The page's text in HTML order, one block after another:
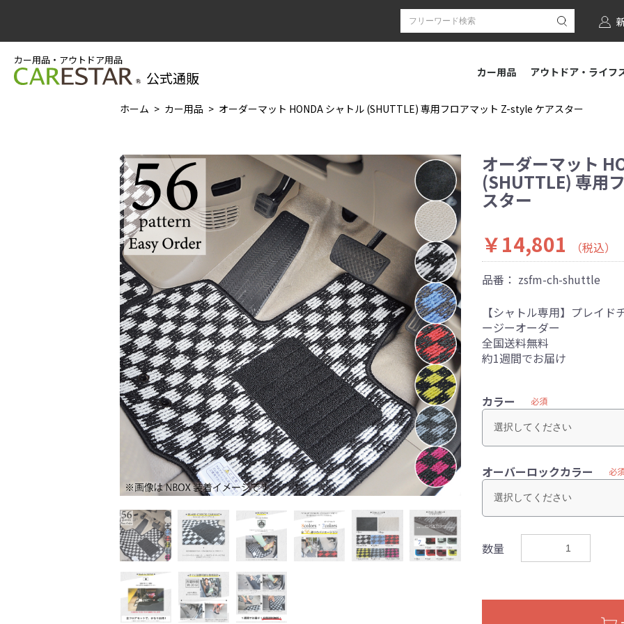
カー用品・アウトドア用品
公式通販 カー用品 アウトドア・ライフ
ホーム カー用品 オーダーマット HONDA シャトル (SHUTTLE) 専用フロアマット Z-style ケアスター
オーダーマット
(SHUTTLE) 専用
スター
￥14,801
（税込）
品番： zsfm-ch-shuttle
【シャトル専用】プレイ
ージーオーダー
全国送料無料
約1週間でお届け
カラー 必須
オーバーロックカラー 必
数量